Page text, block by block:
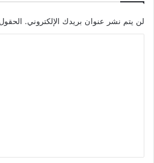
لن يتم نشر عنوان بريدك الإلكتروني.